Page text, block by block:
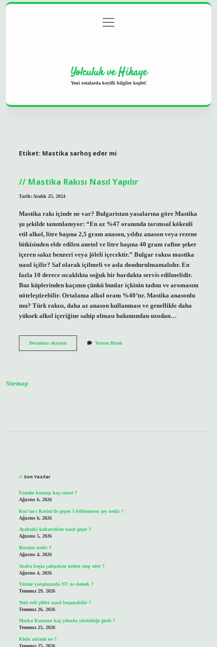
Gizlilik Politikası
menüyü
aç
Yolculuk ve Hikaye
Yeni rotalarda keyifli bilgiler keşfet!
Etiket: Mastika sarhoş eder mi
Mastika Rakısı Nasıl Yapılır
Tarih: Aralık 25, 2024
Mastika rakı içinde ne var? Bulgaristan yasalarına göre Mastika
şu şekilde tanımlanıyor: “En az %47 oranında tarımsal kökenli
etil alkol, litre başına 2,5 gram anason, yıldız anason veya rezene
bitkisinden elde edilen anetol ve litre başına 40 gram rafine şeker
içeren sakız benzeri veya jöleli içecektir.” Bulgar rakısı mastika
nasıl içilir? Saf olarak içilmeli ve asla dondurulmamalıdır. En
fazla 10 derece sıcaklıkta soğuk bir bardakta servis edilmelidir.
Buz küplerinden kaçının çünkü bunlar içkinin tadını ve aromasını
nötrleştirebilir. Ortalama alkol oranı %40’tır. Mastika anasonlu
mu? Türk rakısı, daha az anason kullanması ve genellikle daha
yüksek alkol içeriğine sahip olması bakımından uzodan…
Devamını okuyunMastika
Yorum Bırak
Sitemap
Son Yazılar
Etamin kumaşı kaç count ?
Ağustos 6, 2026
Kur’an-ı Kerim’de geçen 5 bilinmeyen şey nedir ?
Ağustos 6, 2026
Ayaktaki kabarcıklar nasıl geçer ?
Ağustos 5, 2026
Birader nedir ?
Ağustos 4, 2026
Araba boşta çalışırken neden stop eder ?
Ağustos 4, 2026
Yüzme yarışlarında NT ne demek ?
Temmuz 29, 2026
Yeni evli çiftler nasıl boşanabilir ?
Temmuz 26, 2026
Marka Kanunu kaç yılında yürürlüğe girdi ?
Temmuz 25, 2026
Klein anlami ne ?
Temmuz 25, 2026